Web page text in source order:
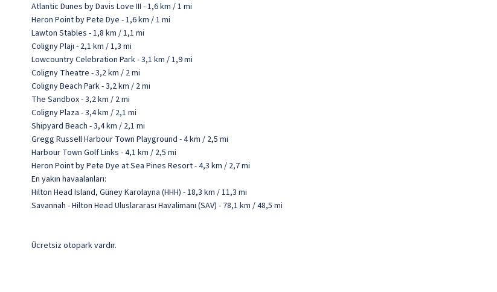
Atlantic Dunes by Davis Love III - 1,6 km / 1 mi
Heron Point by Pete Dye - 1,6 km / 1 mi
Lawton Stables - 1,8 km / 1,1 mi
Coligny Plajı - 2,1 km / 1,3 mi
Lowcountry Celebration Park - 3,1 km / 1,9 mi
Coligny Theatre - 3,2 km / 2 mi
Coligny Beach Park - 3,2 km / 2 mi
The Sandbox - 3,2 km / 2 mi
Coligny Plaza - 3,4 km / 2,1 mi
Shipyard Beach - 3,4 km / 2,1 mi
Gregg Russell Harbour Town Playground - 4 km / 2,5 mi
Harbour Town Golf Links - 4,1 km / 2,5 mi
Heron Point by Pete Dye at Sea Pines Resort - 4,3 km / 2,7 mi
En yakın havaalanları:
Hilton Head Island, Güney Karolayna (HHH) - 18,3 km / 11,3 mi
Savannah - Hilton Head Uluslararası Havalimanı (SAV) - 78,1 km / 48,5 mi
Ücretsiz otopark vardır.